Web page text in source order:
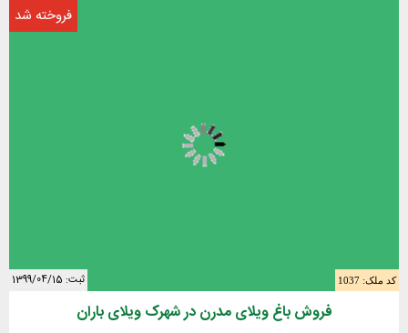
فروخته شد
کد ملک: 1037 ثبت: 1399/04/15
فروش باغ ویلای مدرن در شهرک ویلای باران